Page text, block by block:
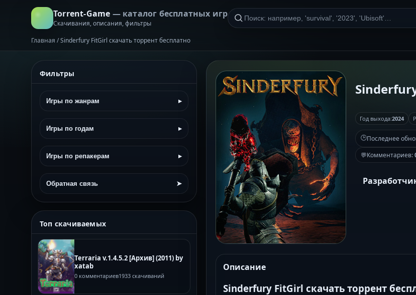
Torrent-Game — каталог бесплатных игр
Скачивания, описания, фильтры
Главная /Sinderfury FitGirl скачать торрент бесплатно
Фильтры
Игры по жанрам ▸
Игры по годам ▸
Игры по репакерам ▸
Обратная связь ➤
Топ скачиваемых
Terraria v.1.4.5.2 [Архив] (2011) by
xatab
0 комментариев1933 скачиваний
Год выхода:2024
🕒Последнее
💬Комментариев:
Описание
Sinderfury FitGirl скачать торрент